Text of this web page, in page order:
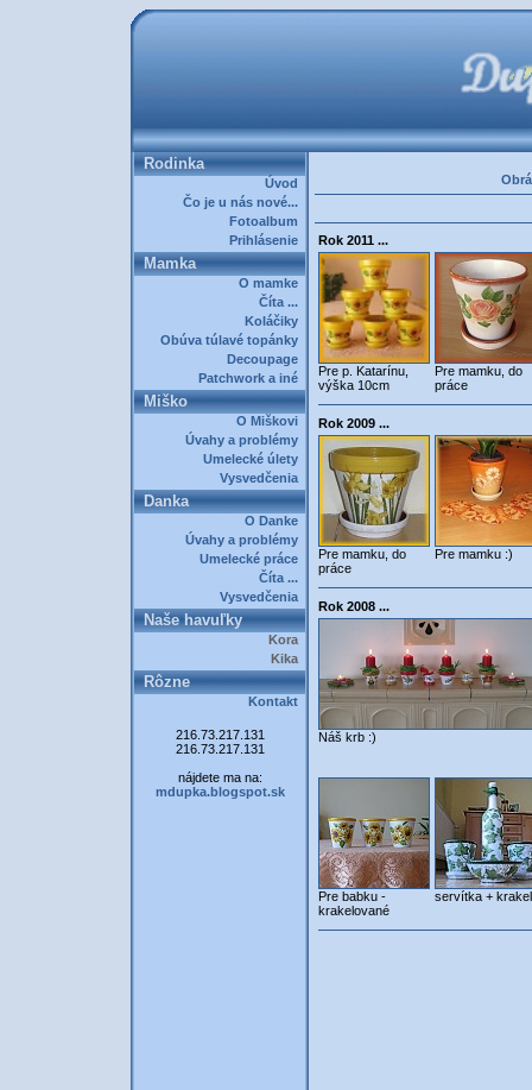
Rodinka
Úvod
Čo je u nás nové...
Fotoalbum
Prihlásenie
Mamka
O mamke
Číta ...
Koláčiky
Obúva túlavé topánky
Decoupage
Patchwork a iné
Miško
O Miškovi
Úvahy a problémy
Umelecké úlety
Vysvedčenia
Danka
O Danke
Úvahy a problémy
Umelecké práce
Číta ...
Vysvedčenia
Naše havuľky
Kora
Kika
Rôzne
Kontakt
216.73.217.131
216.73.217.131
nájdete ma na:
mdupka.blogspot.sk
Rok 2011 ...
Pre p. Katarínu,
výška 10cm
Pre mamku, do
práce
Rok 2009 ...
Pre mamku, do
práce
Pre mamku :)
Rok 2008 ...
Náš krb :)
Pre babku -
krakelované
servítka + krakel